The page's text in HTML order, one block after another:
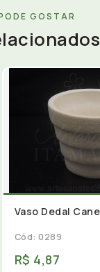
GOSTAR
Vaso Dedal
Cód: 0289
R$ 4,87